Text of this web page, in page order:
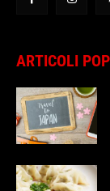
ARTICOLI